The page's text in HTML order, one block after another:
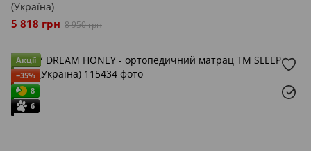
(Україна)
5 818 грн 8 950 грн
Акції
−35%
8
6